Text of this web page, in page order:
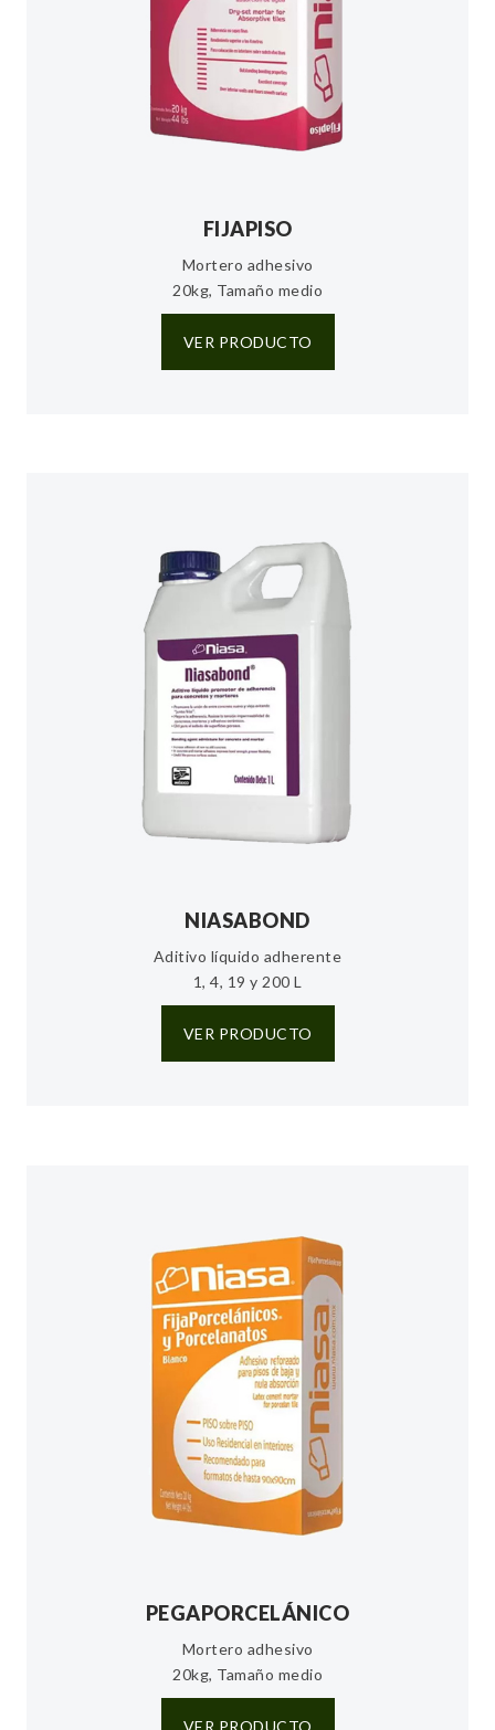
FIJAPISO
Mortero adhesivo
20kg, Tamaño medio
VER PRODUCTO
NIASABOND
Aditivo líquido adherente
1, 4, 19 y 200 L
VER PRODUCTO
PEGAPORCELÁNICO
Mortero adhesivo
20kg, Tamaño medio